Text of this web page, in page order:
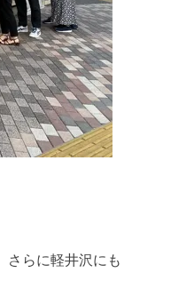
さらに軽井沢にも